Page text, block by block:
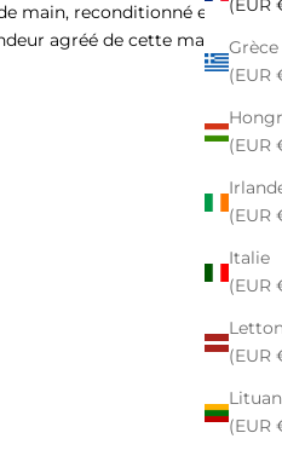
(EUR
Grèce
(EUR
(EUR
(EUR
Italie
(EUR
(EUR
(EUR
main, reconditionné et vérifié
agréé de cette marque.